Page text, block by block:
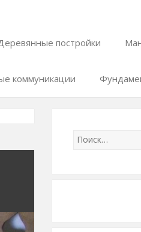
постройки
коммуникации